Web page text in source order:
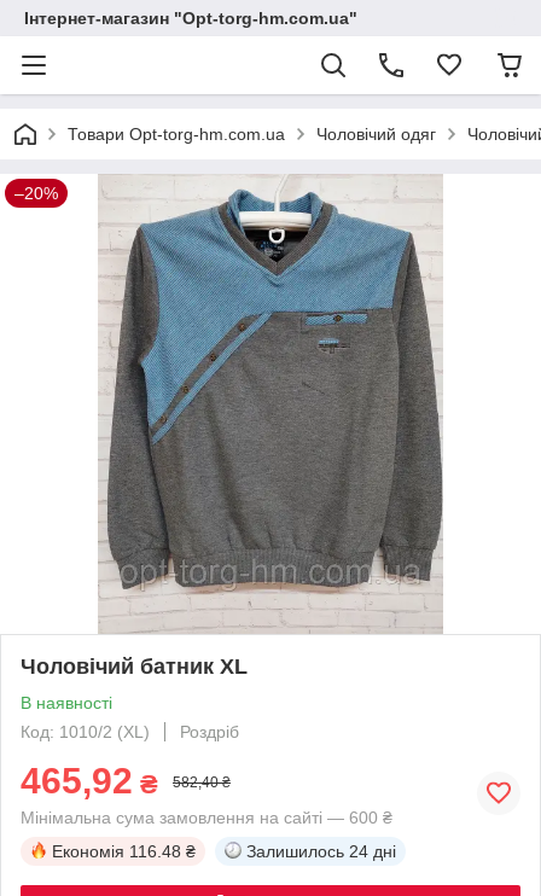
Інтернет-магазин "Opt-torg-hm.com.ua"
Товари Opt-torg-hm.com.ua Чоловічий одяг
–20%
Чоловічий батник XL
В наявності
Код: 1010/2 (XL)
Роздріб
465,92 ₴ 582,40 ₴
Мінімальна сума замовлення на сайті — 600 ₴
Економія 116.48 ₴ Залишилось 24 дні